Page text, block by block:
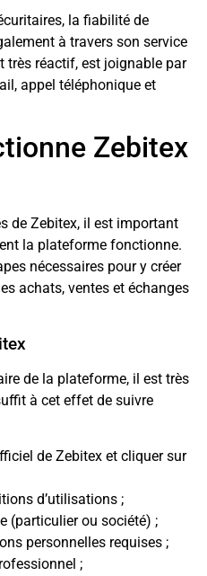
la fiabilité de
à travers son service
très réactif, est joignable par
appel téléphonique et
Zebitex
de Zebitex, il est important
la plateforme fonctionne.
nécessaires pour y créer
achats, ventes et échanges
de la plateforme, il est très
à cet effet de suivre
de Zebitex et cliquer sur
d’utilisations ;
(particulier ou société) ;
personnelles requises ;
;